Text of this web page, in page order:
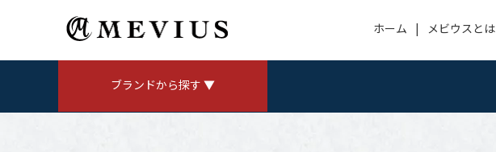
ホーム メビウスとは
ブランドから探す ▼